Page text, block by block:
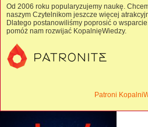
Od 2006 roku popularyzujemy naukę.
naszym Czytelnikom jeszcze więcej
Dlatego postanowiliśmy poprosić o
pomóż nam rozwijać KopalnięWiedzy.
Patroni